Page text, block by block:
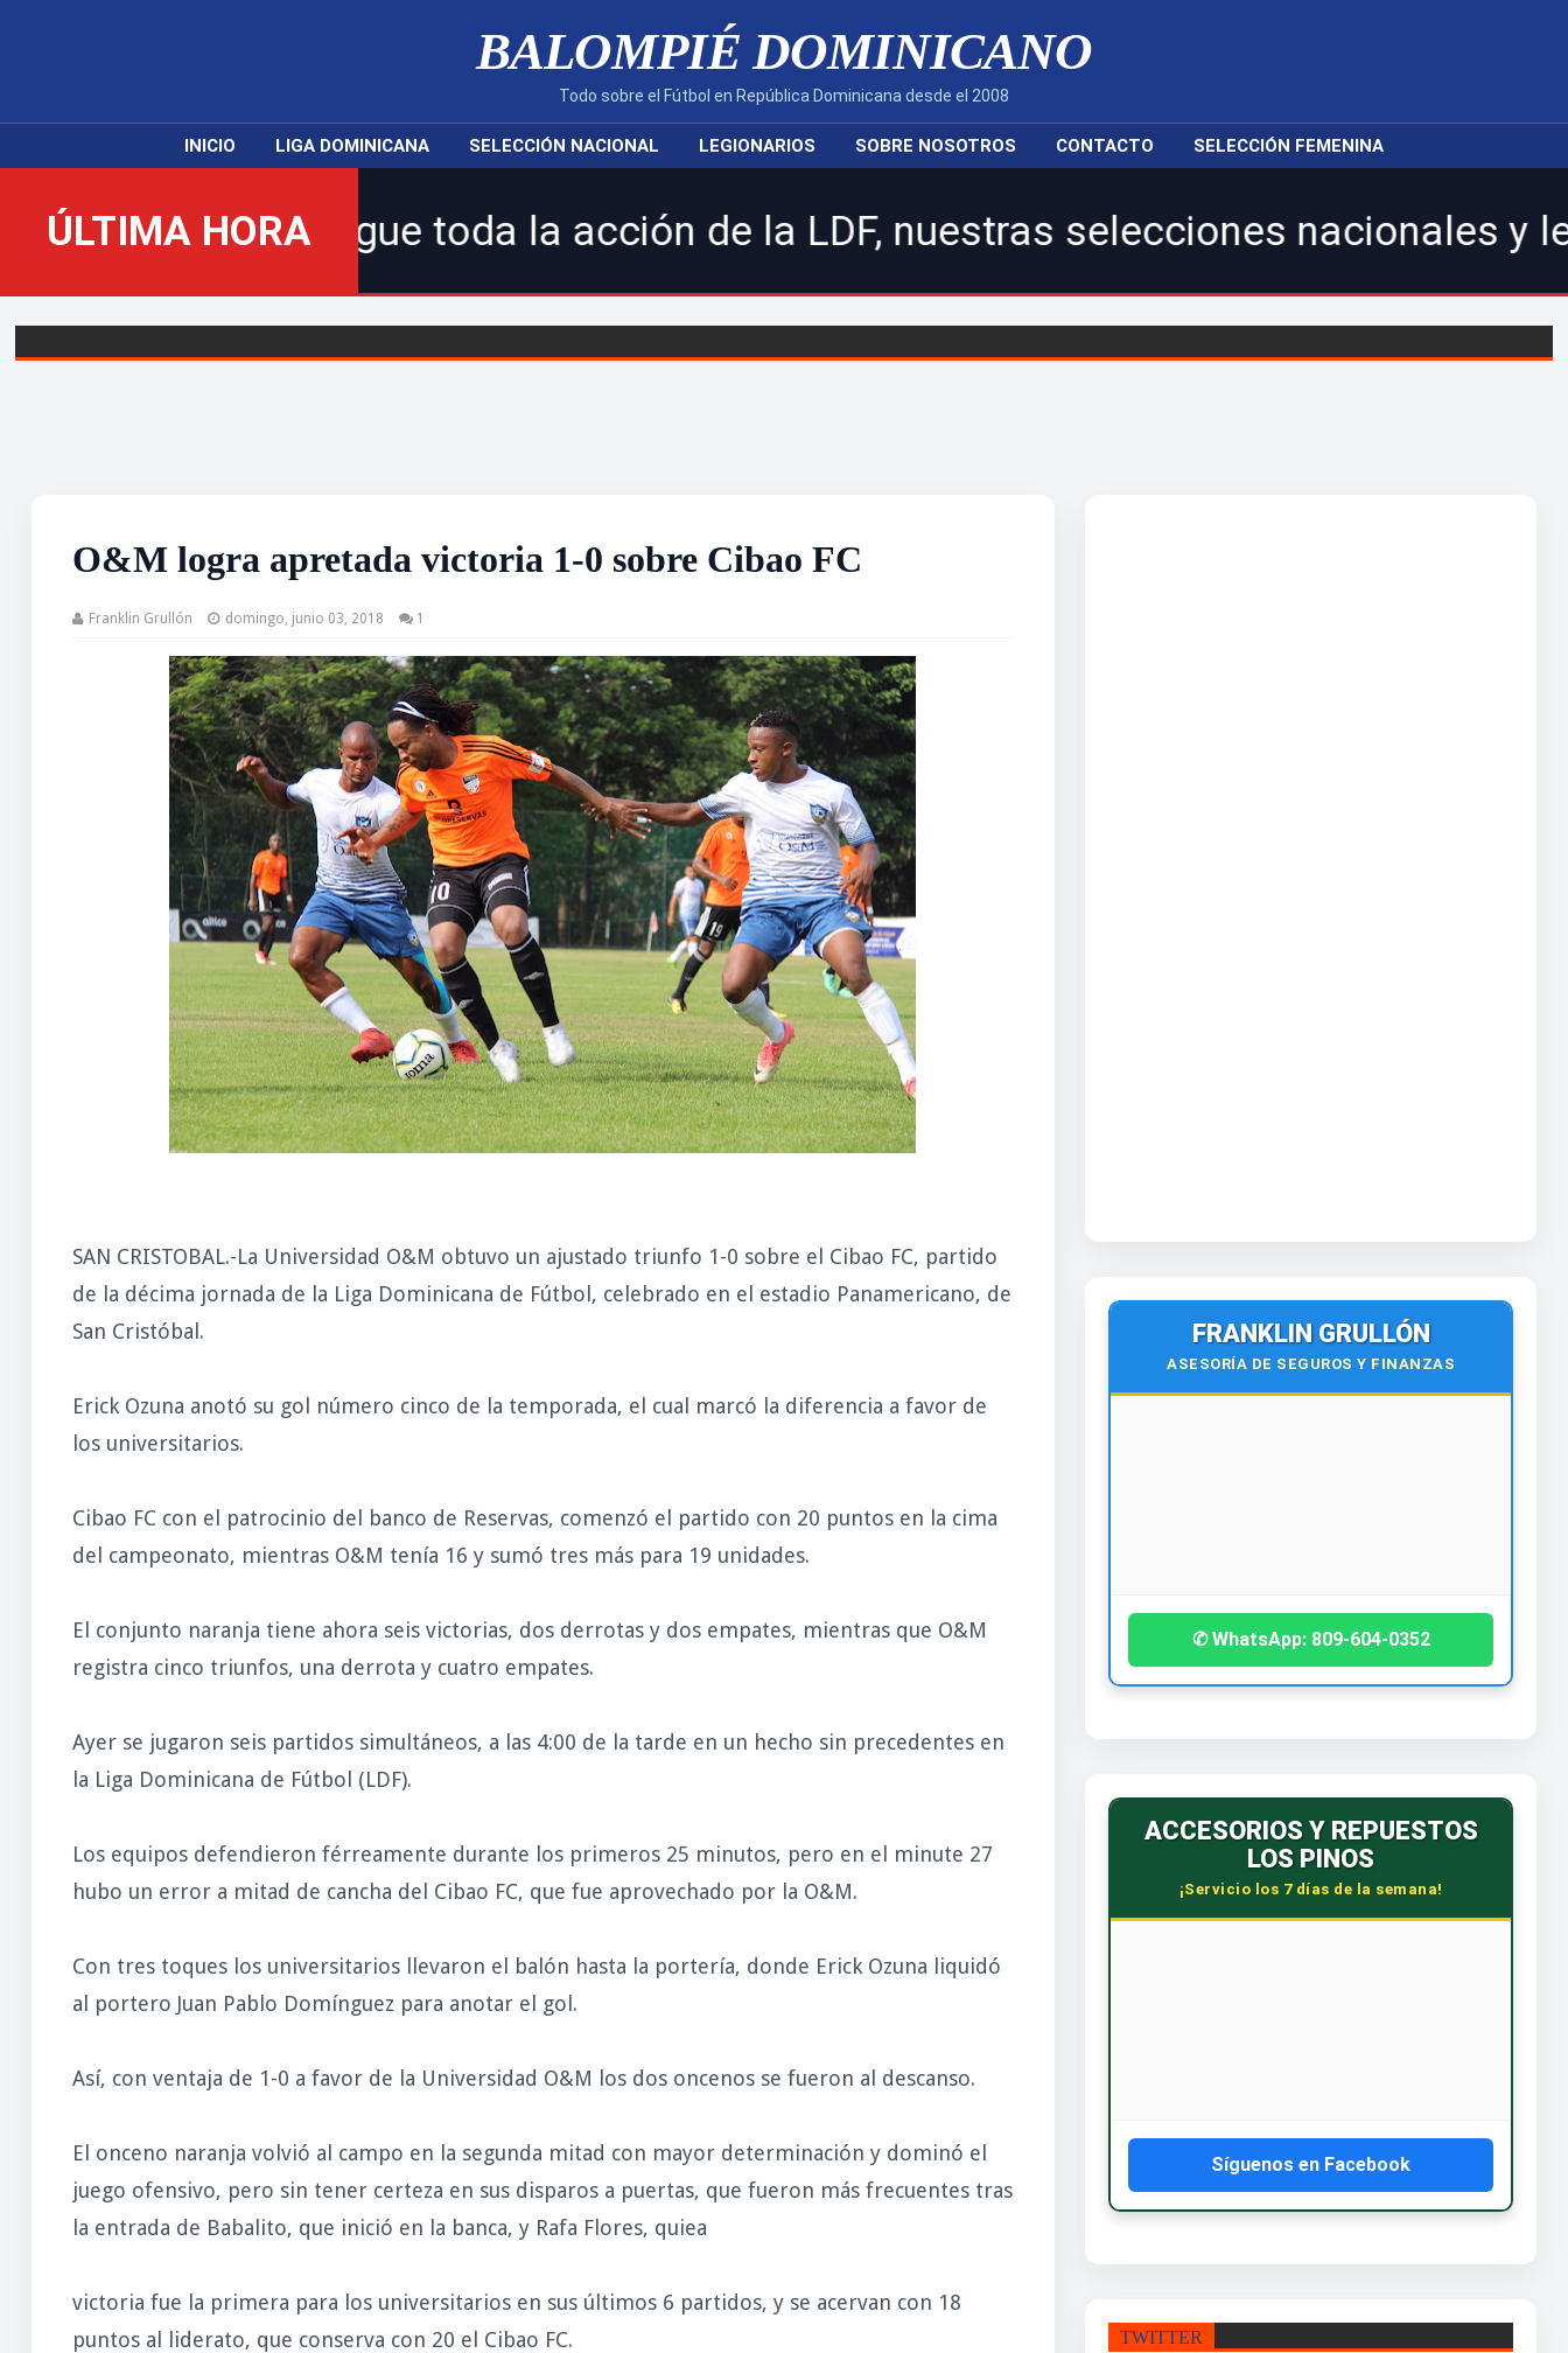
BALOMPIÉ DOMINICANO
Todo sobre el Fútbol en República Dominicana desde el 2008
INICIO LIGA DOMINICANA SELECCIÓN NACIONAL LEGIONARIOS SOBRE NOSOTROS CONTACTO SELECCIÓN FEMENINA
ÚLTIMA HORA
| Sigue toda la acción de la LDF, nuestras selecciones nacionales y
O&M logra apretada victoria 1-0 sobre Cibao FC
Franklin Grullón domingo, junio 03, 2018 1
SAN CRISTOBAL.-La Universidad O&M obtuvo un ajustado triunfo 1-0 sobre el Cibao FC, partido
de la décima jornada de la Liga Dominicana de Fútbol, celebrado en el estadio Panamericano, de
San Cristóbal.
Erick Ozuna anotó su gol número cinco de la temporada, el cual marcó la diferencia a favor de
los universitarios.
Cibao FC con el patrocinio del banco de Reservas, comenzó el partido con 20 puntos en la cima
del campeonato, mientras O&M tenía 16 y sumó tres más para 19 unidades.
El conjunto naranja tiene ahora seis victorias, dos derrotas y dos empates, mientras que O&M
registra cinco triunfos, una derrota y cuatro empates.
Ayer se jugaron seis partidos simultáneos, a las 4:00 de la tarde en un hecho sin precedentes en
la Liga Dominicana de Fútbol (LDF).
Los equipos defendieron férreamente durante los primeros 25 minutos, pero en el minute 27
hubo un error a mitad de cancha del Cibao FC, que fue aprovechado por la O&M.
Con tres toques los universitarios llevaron el balón hasta la portería, donde Erick Ozuna liquidó
al portero Juan Pablo Domínguez para anotar el gol.
Así, con ventaja de 1-0 a favor de la Universidad O&M los dos oncenos se fueron al descanso.
El onceno naranja volvió al campo en la segunda mitad con mayor determinación y dominó el
juego ofensivo, pero sin tener certeza en sus disparos a puertas, que fueron más frecuentes tras
la entrada de Babalito, que inició en la banca, y Rafa Flores, quiea
victoria fue la primera para los universitarios en sus últimos 6 partidos, y se acervan con 18
puntos al liderato, que conserva con 20 el Cibao FC.
FRANKLIN GRULLÓN
ASESORÍA DE SEGUROS Y FINANZAS
✆ WhatsApp: 809-604-0352
ACCESORIOS Y REPUESTOS
LOS PINOS
¡Servicio los 7 días de la semana!
Síguenos en Facebook
TWITTER